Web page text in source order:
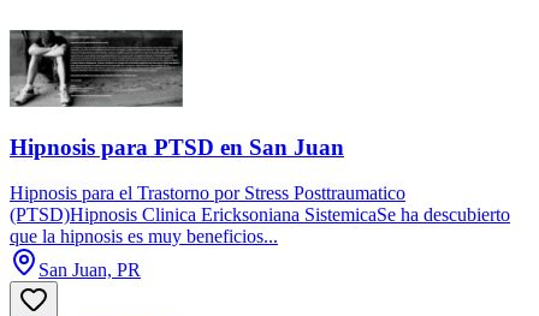
Hipnosis para PTSD en San Juan
Hipnosis para el Trastorno por Stress Posttraumatico
(PTSD)Hipnosis Clinica Ericksoniana SistemicaSe ha descubierto
que la hipnosis es muy beneficios...
San Juan, PR